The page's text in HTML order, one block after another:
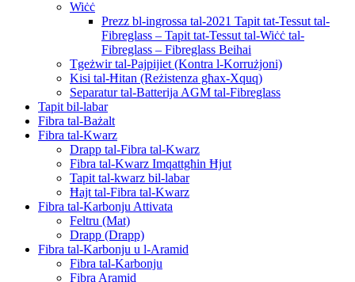
Wiċċ
Prezz bl-ingrossa tal-2021 Tapit tat-Tessut tal-
Fibreglass – Tapit tat-Tessut tal-Wiċċ tal-
Fibreglass – Fibreglass Beihai
Tgeżwir tal-Pajpijiet (Kontra l-Korrużjoni)
Kisi tal-Ħitan (Reżistenza għax-Xquq)
Separatur tal-Batterija AGM tal-Fibreglass
Tapit bil-labar
Fibra tal-Bażalt
Fibra tal-Kwarz
Drapp tal-Fibra tal-Kwarz
Fibra tal-Kwarz Imqattgħin Ħjut
Tapit tal-kwarz bil-labar
Ħajt tal-Fibra tal-Kwarz
Fibra tal-Karbonju Attivata
Feltru (Mat)
Drapp (Drapp)
Fibra tal-Karbonju u l-Aramid
Fibra tal-Karbonju
Fibra Aramid